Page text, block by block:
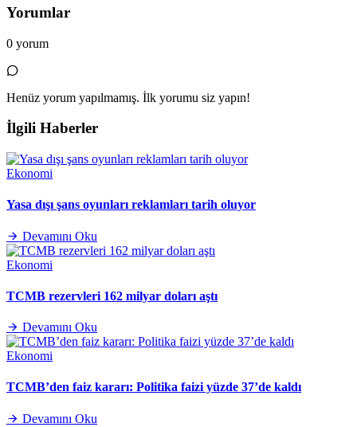
Yorumlar
0 yorum
Henüz yorum yapılmamış. İlk yorumu siz yapın!
İlgili Haberler
Ekonomi
Yasa dışı şans oyunları reklamları tarih oluyor
Devamını Oku
Ekonomi
TCMB rezervleri 162 milyar doları aştı
Devamını Oku
Ekonomi
TCMB’den faiz kararı: Politika faizi yüzde 37’de kaldı
Devamını Oku